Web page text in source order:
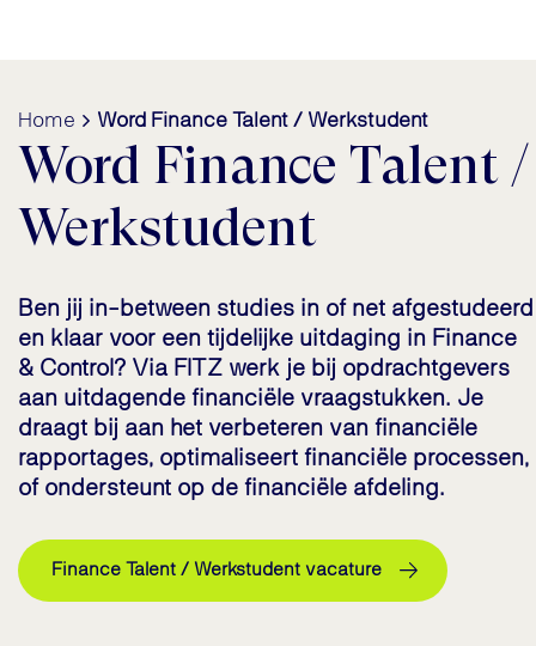
Home Word Finance Talent / Werkstudent
Word Finance Talent /
Werkstudent
Ben jij in-between studies in of net afgestudeerd
en klaar voor een tijdelijke uitdaging in Finance
& Control? Via FITZ werk je bij opdrachtgevers
aan uitdagende financiële vraagstukken. Je
draagt bij aan het verbeteren van financiële
rapportages, optimaliseert financiële processen,
of ondersteunt op de financiële afdeling.
Finance Talent / Werkstudent vacature